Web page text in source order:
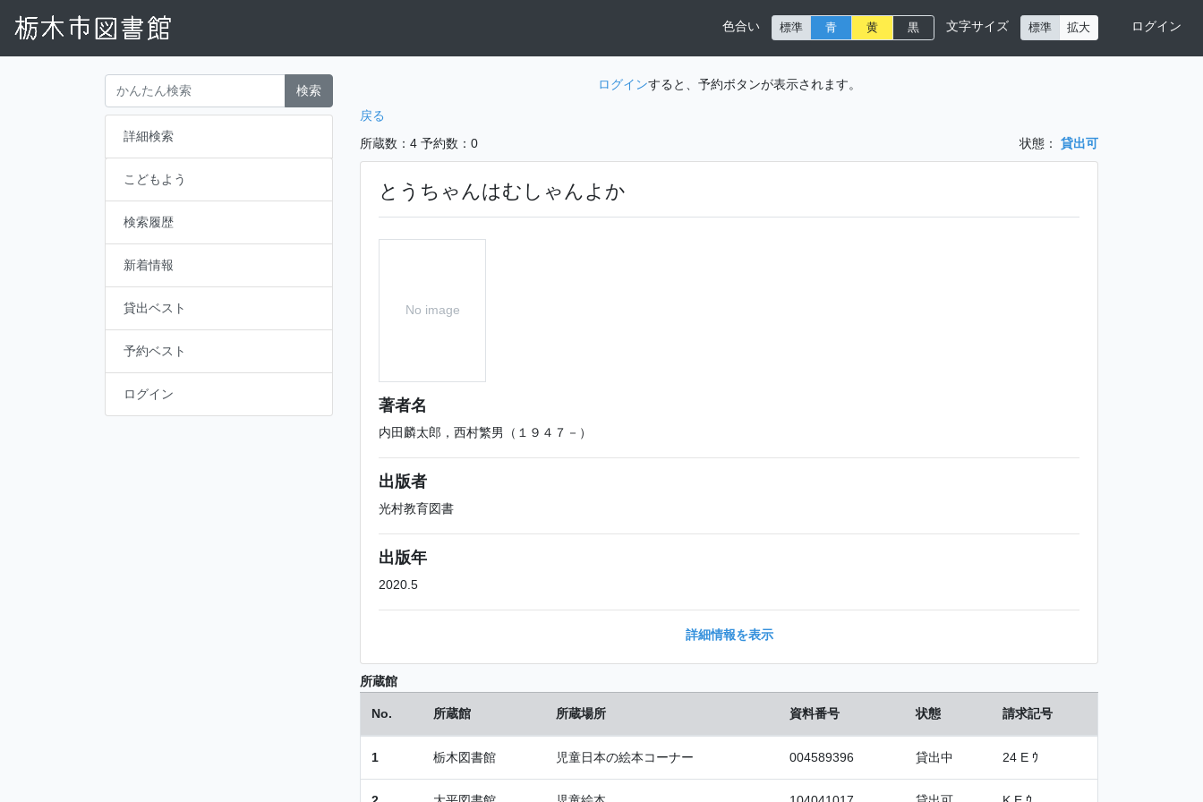
色合い 標準 青 黄 黒 文字サイズ 標準 拡大 ログイン
検索
詳細検索
こどもよう
検索履歴
新着情報
貸出ベスト
予約ベスト
ログイン
ログインすると、予約ボタンが表示されます。
戻る
所蔵数：4 予約数：0 状態： 貸出可
とうちゃんはむしゃんよか
No image
著者名
内田麟太郎，西村繁男（１９４７－）
出版者
光村教育図書
出版年
2020.5
詳細情報を表示
所蔵館
No. 所蔵館 所蔵場所 資料番号 状態 請求記号
1 栃木図書館 児童日本の絵本コーナー 004589396 貸出中 24 E ｳ